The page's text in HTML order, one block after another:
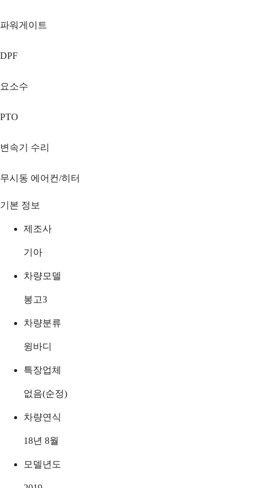
파워게이트
DPF
요소수
PTO
변속기 수리
무시동 에어컨/히터
기본 정보
제조사
기아
차량모델
봉고3
차량분류
윙바디
특장업체
없음(순정)
차량연식
18년 8월
모델년도